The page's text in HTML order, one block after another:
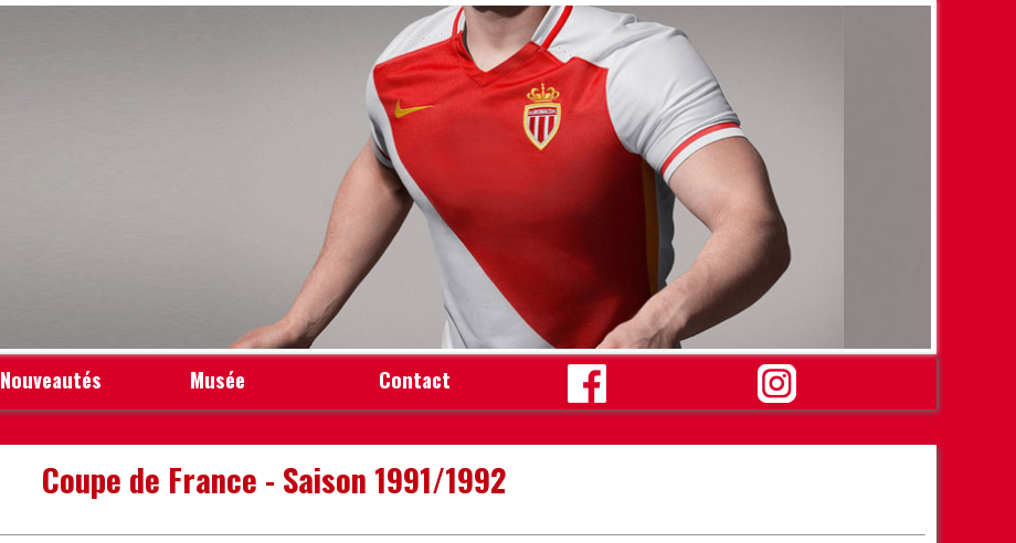
Nouveautés Musée Contact
Coupe de France - Saison 1991/1992